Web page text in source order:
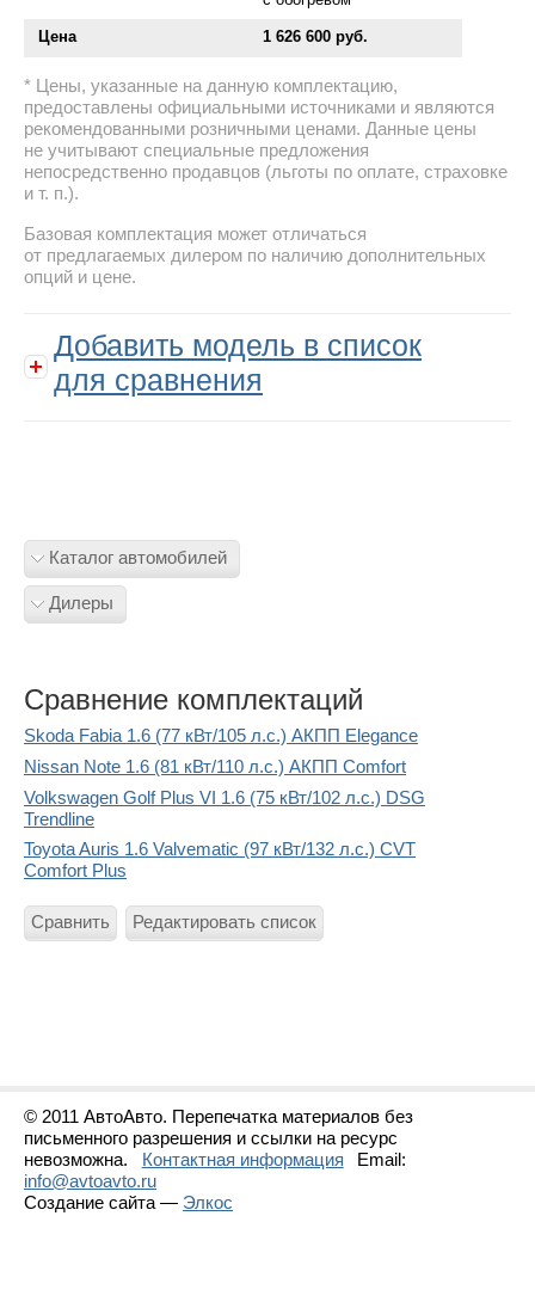
Цена 1 626 600 руб.
Цены, указанные на данную комплектацию,
предоставлены официальными источниками и являются
рекомендованными розничными ценами. Данные цены
не учитывают специальные предложения
непосредственно продавцов (льготы по оплате, страховке
и т. п.).
Базовая комплектация может отличаться
от предлагаемых дилером по наличию дополнительных
опций и цене.
Добавить модель в список
для сравнения
Каталог автомобилей
Дилеры
Сравнение комплектаций
Skoda Fabia 1.6 (77 кВт/105 л.с.) АКПП Elegance
Nissan Note 1.6 (81 кВт/110 л.с.) АКПП Comfort
Volkswagen Golf Plus VI 1.6 (75 кВт/102 л.с.) DSG
Trendline
Toyota Auris 1.6 Valvematic (97 кВт/132 л.с.) CVT
Comfort Plus
Сравнить Редактировать список
© 2011 АвтоАвто. Перепечатка материалов без
письменного разрешения и ссылки на ресурс
невозможна.
Контактная информация
Email:
info@avtoavto.ru
Создание сайта — Элкос